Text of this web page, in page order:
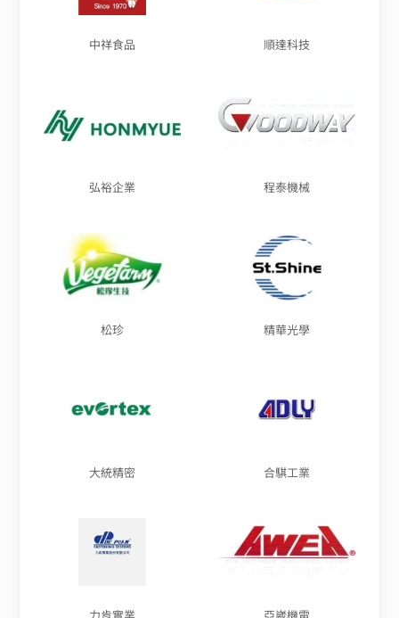
中祥食品 順達科技
弘裕企業 程泰機械
松珍 精華光學
大統精密 合騏工業